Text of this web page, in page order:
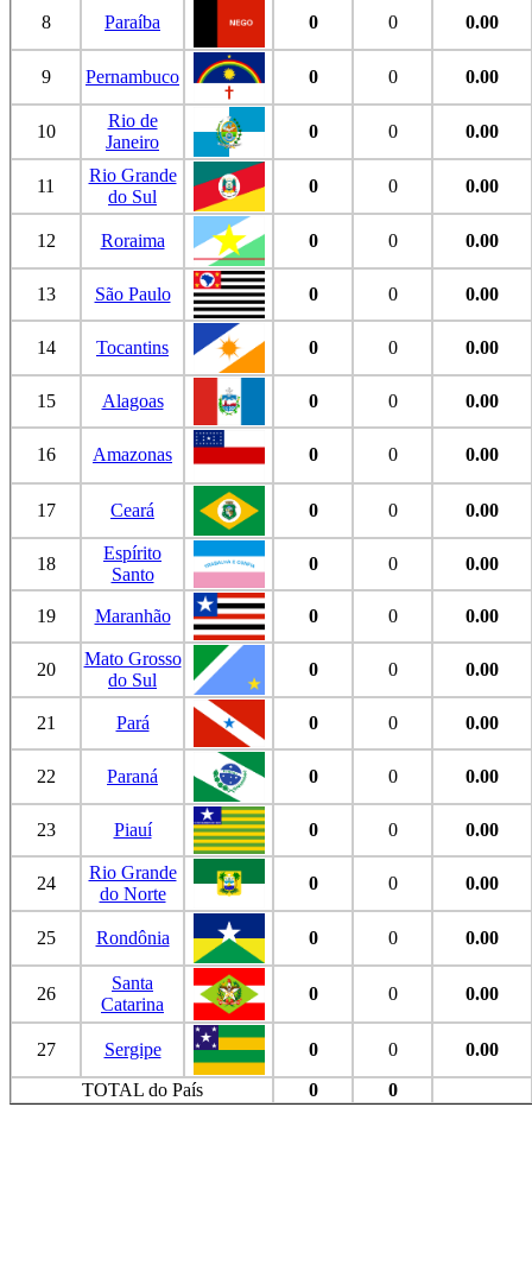
8 Paraíba 0 0 0.00
9 Pernambuco 0 0 0.00
10
Rio de
Janeiro
0 0 0.00
11
Rio Grande
do Sul
0 0 0.00
12 Roraima 0 0 0.00
13 São Paulo 0 0 0.00
14 Tocantins 0 0 0.00
15 Alagoas 0 0 0.00
16 Amazonas 0 0 0.00
17 Ceará 0 0 0.00
18
Espírito
Santo
0 0 0.00
19 Maranhão 0 0 0.00
20
Mato Grosso
do Sul
0 0 0.00
21 Pará 0 0 0.00
22 Paraná 0 0 0.00
23 Piauí 0 0 0.00
24
Rio Grande
do Norte
0 0 0.00
25 Rondônia 0 0 0.00
26
Santa
Catarina
0 0 0.00
27 Sergipe 0 0
0.00
TOTAL do País
0 0